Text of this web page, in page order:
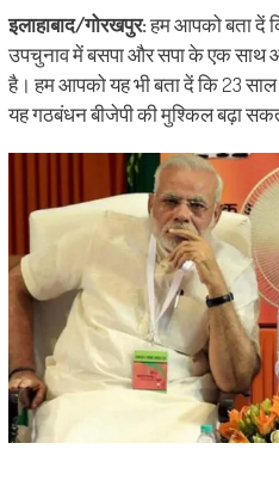
new
window)
new
window)
new
window)
new
window)
Pinterest
(Opens
in
new
window)
to
a
friend
(Opens
in
new
window)
इलाहाबाद/गोरखपुर:हम आपको बता दें
उपचुनाव में बसपा और सपा के एक साथ
है। हम आपको यह भी बता दें कि 23 साल
यह गठबंधन बीजेपी की मुश्किल बढ़ा